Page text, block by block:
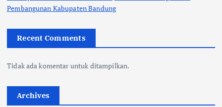
Pembangunan Kabupaten Bandung
Recent Comments
Tidak ada komentar untuk ditampilkan.
Archives